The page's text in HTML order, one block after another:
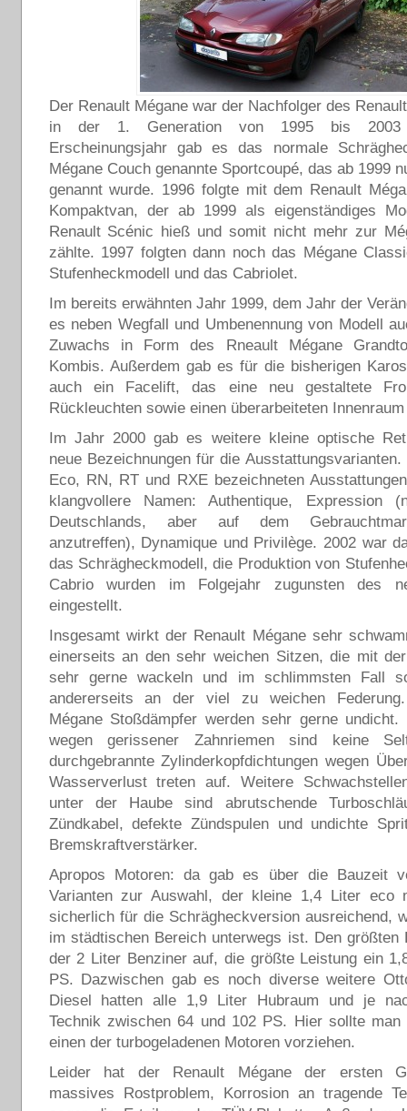
Der Renault Mégane war der Nachfolger des
in der 1. Generation von 1995 bis 2003
Erscheinungsjahr gab es das normale
Mégane Couch genannte Sportcoupé, das ab 1999
genannt wurde. 1996 folgte mit dem Renault
Kompaktvan, der ab 1999 als eigenständiges
Renault Scénic hieß und somit nicht mehr zur
zählte. 1997 folgten dann noch das Mégane
Stufenheckmodell und das Cabriolet.
Im bereits erwähnten Jahr 1999, dem Jahr der
es neben Wegfall und Umbenennung von Modell
Zuwachs in Form des Rneault Mégane
Kombis. Außerdem gab es für die bisherigen
auch ein Facelift, das eine neu gestaltete
Rückleuchten sowie einen überarbeiteten
Im Jahr 2000 gab es weitere kleine optische
neue Bezeichnungen für die
Eco, RN, RT und RXE bezeichneten
klangvollere Namen: Authentique, Expression
Deutschlands, aber auf dem
anzutreffen), Dynamique und Privilège. 2002 war
das Schrägheckmodell, die Produktion von
Cabrio wurden im Folgejahr zugunsten des
eingestellt.
Insgesamt wirkt der Renault Mégane sehr
einerseits an den sehr weichen Sitzen, die mit
sehr gerne wackeln und im schlimmsten Fall
andererseits an der viel zu weichen
Mégane Stoßdämpfer werden sehr gerne undicht.
wegen gerissener Zahnriemen sind keine
durchgebrannte Zylinderkopfdichtungen wegen
Wasserverlust treten auf. Weitere
unter der Haube sind abrutschende
Zündkabel, defekte Zündspulen und undichte
Bremskraftverstärker.
Apropos Motoren: da gab es über die Bauzeit
Varianten zur Auswahl, der kleine 1,4 Liter
sicherlich für die Schrägheckversion ausreichend,
im städtischen Bereich unterwegs ist. Den größten
der 2 Liter Benziner auf, die größte Leistung ein
PS. Dazwischen gab es noch diverse weitere
Diesel hatten alle 1,9 Liter Hubraum und je
Technik zwischen 64 und 102 PS. Hier sollte
einen der turbogeladenen Motoren vorziehen.
Leider hat der Renault Mégane der ersten
massives Rostproblem, Korrosion an tragende